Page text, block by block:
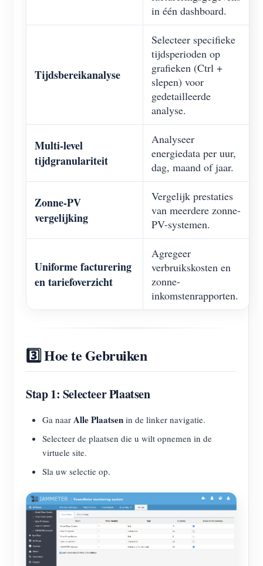
in één dashboard.
Tijdsbereikanalyse
Selecteer specifieke
tijdsperioden op
grafieken (Ctrl +
slepen) voor
gedetailleerde
analyse.
Multi-level
tijdgranulariteit
Analyseer
energiedata per uur,
dag, maand of jaar.
Zonne-PV
vergelijking
Vergelijk prestaties
van meerdere zonne-
PV-systemen.
Uniforme facturering
en tariefoverzicht
Agregeer
verbruikskosten en
zonne-
inkomstenrapporten.
3️⃣ Hoe te Gebruiken
Stap 1: Selecteer Plaatsen
Ga naar Alle Plaatsen in de linker navigatie.
Selecteer de plaatsen die u wilt opnemen in de
virtuele site.
Sla uw selectie op.